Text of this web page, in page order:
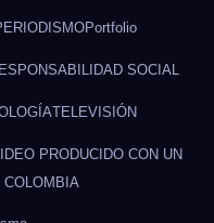
Portfolio
SOCIAL
TELEVISIÓN
PRODUCIDO CON UN